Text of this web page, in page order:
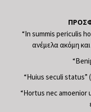
“In summis periculis
ανέμελα ακόμη
“Huius seculi
“Hortus nec amoenior